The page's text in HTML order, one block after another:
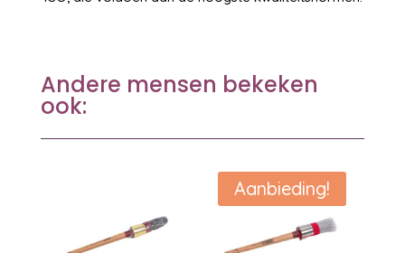
Andere mensen bekeken
ook:
Aanbieding!